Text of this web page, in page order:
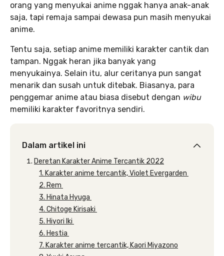
orang yang menyukai anime nggak hanya anak-anak
saja, tapi remaja sampai dewasa pun masih menyukai
anime.
Tentu saja, setiap anime memiliki karakter cantik dan
tampan. Nggak heran jika banyak yang
menyukainya. Selain itu, alur ceritanya pun sangat
menarik dan susah untuk ditebak. Biasanya, para
penggemar anime atau biasa disebut dengan wibu
memiliki karakter favoritnya sendiri.
Dalam artikel ini
Deretan Karakter Anime Tercantik 2022
1. Karakter anime tercantik, Violet Evergarden
2. Rem
3. Hinata Hyuga
4. Chitoge Kirisaki
5. Hiyori Iki
6. Hestia
7. Karakter anime tercantik, Kaori Miyazono